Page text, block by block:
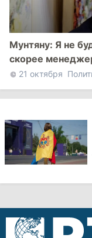
Мунтяну: Я не
скорее
21 октября